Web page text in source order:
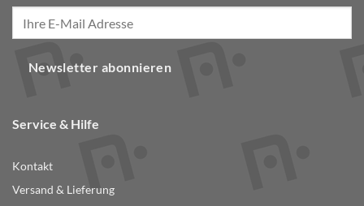
Newsletter abonnieren
Service & Hilfe
Kontakt
Versand & Lieferung